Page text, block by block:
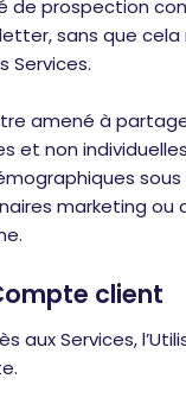
de prospection
sans que
Services.
amené à
et non
marketing ou
client
aux Services,